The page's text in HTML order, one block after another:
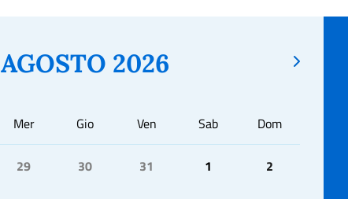
AGOSTO 2026
Mer Gio Ven Sab Dom
29 30 31 1 2